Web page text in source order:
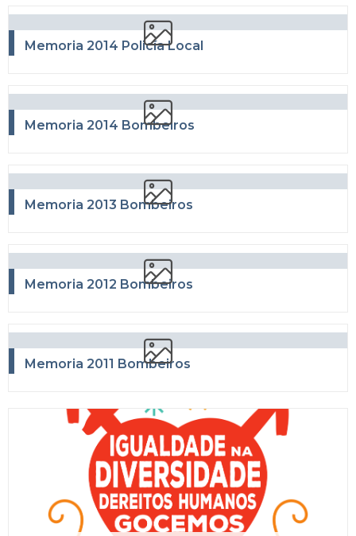
Memoria 2014 Policía Local
Memoria 2014 Bombeiros
Memoria 2013 Bombeiros
Memoria 2012 Bombeiros
Memoria 2011 Bombeiros